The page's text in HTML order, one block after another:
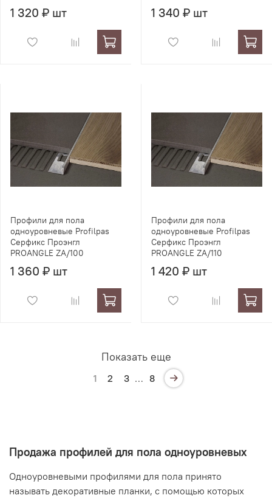
1 320 ₽ шт 1 340 ₽ шт
Профили для пола
одноуровневые Profilpas
Серфикс Проэнгл
PROANGLE ZA/100
1 360 ₽ шт
Профили для пола
одноуровневые Profilpas
Серфикс Проэнгл
PROANGLE ZA/110
1 420 ₽ шт
Показать еще
1 2 3 … 8
Продажа профилей для пола одноуровневых
Одноуровневыми профилями для пола принято
называть декоративные планки, с помощью которых